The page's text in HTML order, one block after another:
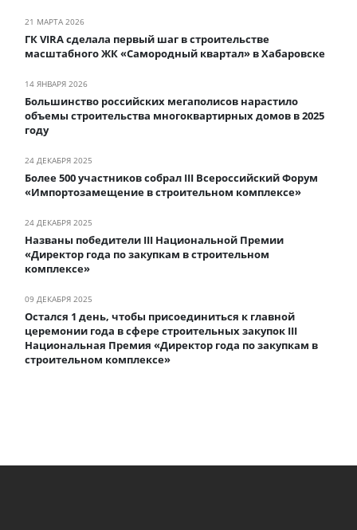
21 МАРТА 2026
ГК VIRA сделала первый шаг в строительстве
масштабного ЖК «Самородный квартал» в Хабаровске
14 ЯНВАРЯ 2026
Большинство российских мегаполисов нарастило
объемы строительства многоквартирных домов в 2025
году
24 ДЕКАБРЯ 2025
Более 500 участников собрал III Всероссийский Форум
«Импортозамещение в строительном комплексе»
24 ДЕКАБРЯ 2025
Названы победители III Национальной Премии
«Директор года по закупкам в строительном
комплексе»
09 ДЕКАБРЯ 2025
Остался 1 день, чтобы присоединиться к главной
церемонии года в сфере строительных закупок III
Национальная Премия «Директор года по закупкам в
строительном комплексе»